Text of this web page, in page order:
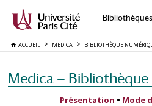
ACCUEIL MEDICA BIBLIOTHÈQUE
Medica —
Présentation • Mode